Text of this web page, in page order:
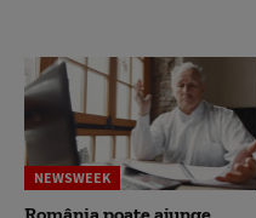
NEWSWEEK
România poate ajunge